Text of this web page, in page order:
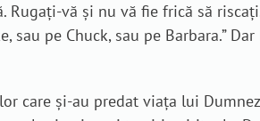
Rugați-vă și nu vă fie frică să
sau pe Chuck, sau pe Barbara.”
care și-au predat viața lui